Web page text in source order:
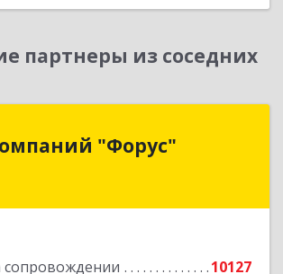
партнеры из соседних
"Форус"
сопровождении 10127
компаний "Форус"
обл, Иркутск г, Ямская ул,